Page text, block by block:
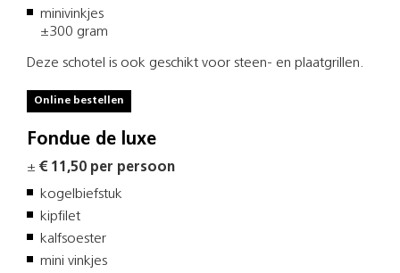
minivinkjes
±300 gram
Deze schotel is ook geschikt voor steen- en plaatgrillen.
Online bestellen
Fondue de luxe
± € 11,50 per persoon
kogelbiefstuk
kipfilet
kalfsoester
mini vinkjes